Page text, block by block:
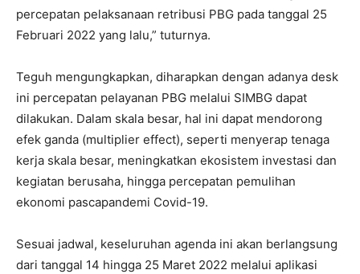
percepatan pelaksanaan retribusi PBG pada tanggal 25
Februari 2022 yang lalu,” tuturnya.
Teguh mengungkapkan, diharapkan dengan adanya desk
ini percepatan pelayanan PBG melalui SIMBG dapat
dilakukan. Dalam skala besar, hal ini dapat mendorong
efek ganda (multiplier effect), seperti menyerap tenaga
kerja skala besar, meningkatkan ekosistem investasi dan
kegiatan berusaha, hingga percepatan pemulihan
ekonomi pascapandemi Covid-19.
Sesuai jadwal, keseluruhan agenda ini akan berlangsung
dari tanggal 14 hingga 25 Maret 2022 melalui aplikasi